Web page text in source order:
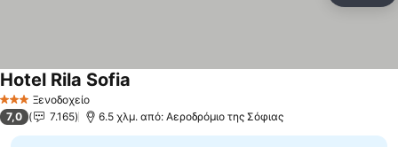
3 ΑστέριαΞενοδοχείο
Hotel Rila Sofia
7,0 7.165 6.5 χλμ. από: Αεροδρόμιο της Σόφιας